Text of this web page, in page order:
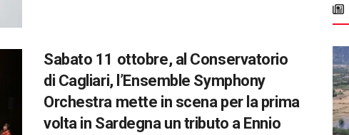
Sabato 11 ottobre, al Conservatorio
di Cagliari, l’Ensemble Symphony
Orchestra mette in scena per la prima
volta in Sardegna un tributo a Ennio